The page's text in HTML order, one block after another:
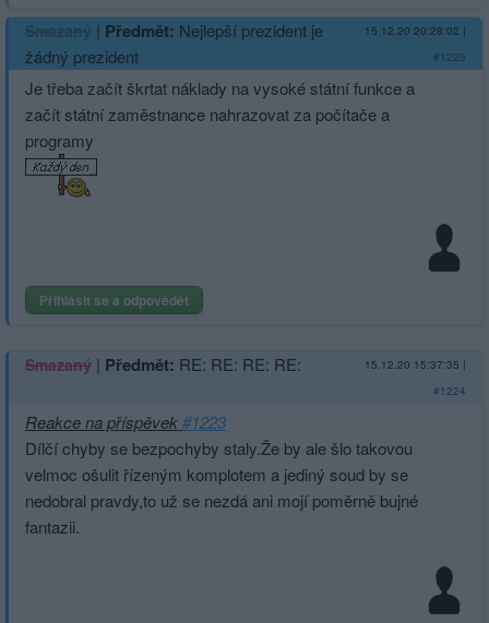
Smazaný | Předmět: Nejlepší prezident je
žádný prezident
15.12.20 20:28:02 |
#1225
Je třeba začít škrtat náklady na vysoké státní funkce a
začít státní zaměstnance nahrazovat za počítače a
programy
Přihlásit se a odpovědět
Smazaný | Předmět: RE: RE: RE: RE: 15.12.20 15:37:35 |
#1224
Reakce na příspěvek#1223
Dílčí chyby se bezpochyby staly.Že by ale šlo takovou
velmoc ošulit řízeným komplotem a jediný soud by se
nedobral pravdy,to už se nezdá ani mojí poměrně bujné
fantazii.